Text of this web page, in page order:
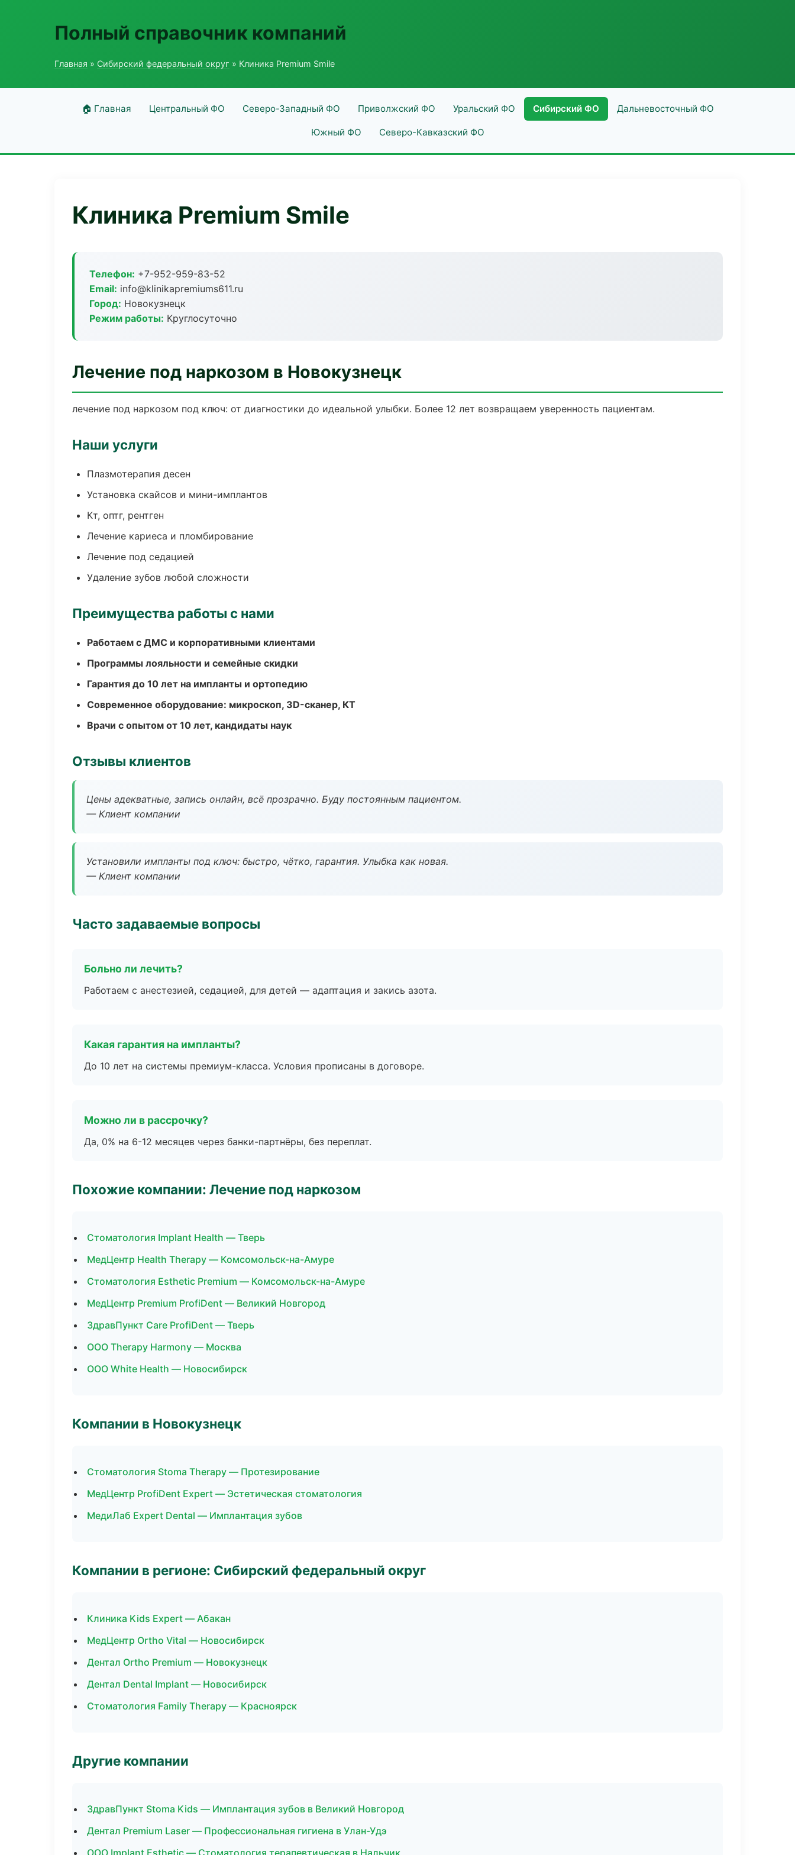
Полный справочник компаний
Главная » Сибирский федеральный округ » Клиника Premium Smile
🏠 Главная Центральный ФО Северо-Западный ФО Приволжский ФО Уральский ФО Сибирский ФО Дальневосточный ФО
Южный ФО Северо-Кавказский ФО
Клиника Premium Smile
Телефон: +7-952-959-83-52
Email: info@klinikapremiums611.ru
Город: Новокузнецк
Режим работы: Круглосуточно
Лечение под наркозом в Новокузнецк
лечение под наркозом под ключ: от диагностики до идеальной улыбки. Более 12 лет возвращаем уверенность пациентам.
Наши услуги
Плазмотерапия десен
Установка скайсов и мини-имплантов
Кт, оптг, рентген
Лечение кариеса и пломбирование
Лечение под седацией
Удаление зубов любой сложности
Преимущества работы с нами
Работаем с ДМС и корпоративными клиентами
Программы лояльности и семейные скидки
Гарантия до 10 лет на импланты и ортопедию
Современное оборудование: микроскоп, 3D-сканер, КТ
Врачи с опытом от 10 лет, кандидаты наук
Отзывы клиентов
Цены адекватные, запись онлайн, всё прозрачно. Буду постоянным пациентом.
— Клиент компании
Установили импланты под ключ: быстро, чётко, гарантия. Улыбка как новая.
— Клиент компании
Часто задаваемые вопросы
Больно ли лечить?
Работаем с анестезией, седацией, для детей — адаптация и закись азота.
Какая гарантия на импланты?
До 10 лет на системы премиум-класса. Условия прописаны в договоре.
Можно ли в рассрочку?
Да, 0% на 6-12 месяцев через банки-партнёры, без переплат.
Похожие компании: Лечение под наркозом
Стоматология Implant Health — Тверь
МедЦентр Health Therapy — Комсомольск-на-Амуре
Стоматология Esthetic Premium — Комсомольск-на-Амуре
МедЦентр Premium ProfiDent — Великий Новгород
ЗдравПункт Care ProfiDent — Тверь
ООО Therapy Harmony — Москва
ООО White Health — Новосибирск
Компании в Новокузнецк
Стоматология Stoma Therapy — Протезирование
МедЦентр ProfiDent Expert — Эстетическая стоматология
МедиЛаб Expert Dental — Имплантация зубов
Компании в регионе: Сибирский федеральный округ
Клиника Kids Expert — Абакан
МедЦентр Ortho Vital — Новосибирск
Дентал Ortho Premium — Новокузнецк
Дентал Dental Implant — Новосибирск
Стоматология Family Therapy — Красноярск
Другие компании
ЗдравПункт Stoma Kids — Имплантация зубов в Великий Новгород
Дентал Premium Laser — Профессиональная гигиена в Улан-Удэ
ООО Implant Esthetic — Стоматология терапевтическая в Нальчик